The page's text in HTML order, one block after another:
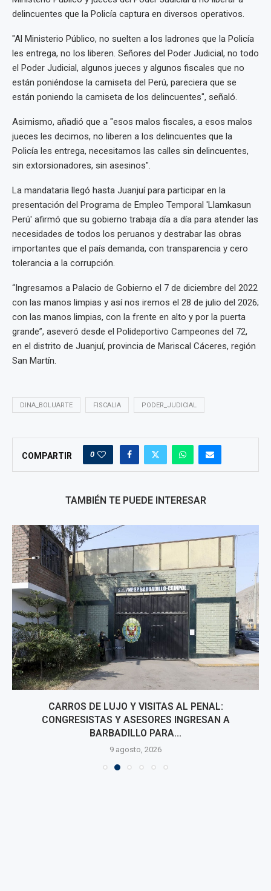
delincuentes que la Policía captura en diversos operativos.
"Al Ministerio Público, no suelten a los ladrones que la Policía
les entrega, no los liberen. Señores del Poder Judicial, no todo
el Poder Judicial, algunos jueces y algunos fiscales que no
están poniéndose la camiseta del Perú, pareciera que se
están poniendo la camiseta de los delincuentes", señaló.
Asimismo, añadió que a "esos malos fiscales, a esos malos
jueces les decimos, no liberen a los delincuentes que la
Policía les entrega, necesitamos las calles sin delincuentes,
sin extorsionadores, sin asesinos".
La mandataria llegó hasta Juanjuí para participar en la
presentación del Programa de Empleo Temporal 'Llamkasun
Perú' afirmó que su gobierno trabaja día a día para atender las
necesidades de todos los peruanos y destrabar las obras
importantes que el país demanda, con transparencia y cero
tolerancia a la corrupción.
“Ingresamos a Palacio de Gobierno el 7 de diciembre del 2022
con las manos limpias y así nos iremos el 28 de julio del 2026;
con las manos limpias, con la frente en alto y por la puerta
grande”, aseveró desde el Polideportivo Campeones del 72,
en el distrito de Juanjuí, provincia de Mariscal Cáceres, región
San Martín.
DINA_BOLUARTE FISCALIA PODER_JUDICIAL
COMPARTIR 0
TAMBIÉN TE PUEDE INTERESAR
CARROS DE LUJO Y VISITAS AL PENAL:
CONGRESISTAS Y ASESORES INGRESAN A
BARBADILLO PARA...
9 agosto, 2026